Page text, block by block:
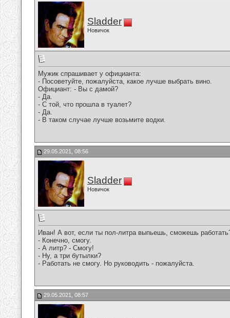
Sladder
Новичок
Мужик спрашивает у официанта:
- Посоветуйте, пожалуйста, какое лучше выбрать вино.
Официант: - Вы с дамой?
- Да.
- С той, что прошла в туалет?
- Да.
- В таком случае лучше возьмите водки.
29.05.2021, 08:56
Sladder
Новичок
Иван! А вот, если ты пол-литра выпьешь, сможешь
- Конечно, смогу.
- А литр? - Смогу!
- Ну, а три бутылки?
- Работать не смогу. Но руководить - пожалуйста.
29.05.2021, 08:57